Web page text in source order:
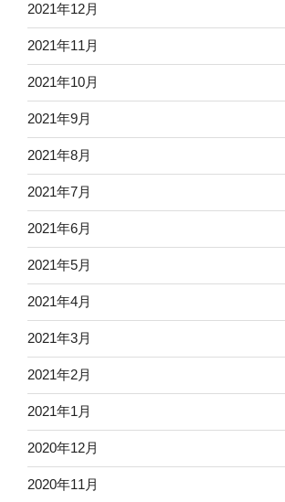
2021年12月
2021年11月
2021年10月
2021年9月
2021年8月
2021年7月
2021年6月
2021年5月
2021年4月
2021年3月
2021年2月
2021年1月
2020年12月
2020年11月